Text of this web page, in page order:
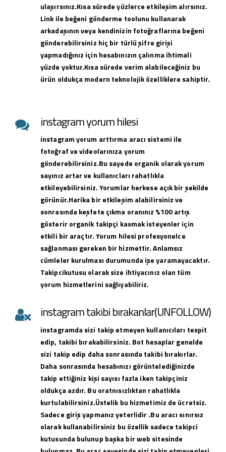
ulaşırsınız.Kısa sürede yüzlerce etkileşim alırsınız.
Link ile beğeni gönderme toolunu kullanarak
arkadaşının veya kendinizin fotoğraflarına beğeni
gönderebilirsiniz hiç bir türlü şifre girişi
yapmadığınız için hesabınızın çalınma ihtimali
yüzde yoktur.Kısa sürede verim alabileceğiniz bu
ürün oldukça modern teknolojik özelliklere sahiptir.
instagram yorum hilesi
instagram yorum arttırma aracı sistemi ile
fotoğraf ve videolarınıza yorum
gönderebilirsiniz.Bu sayede organik olarak yorum
sayınız artar ve kullanıcları rahatlıkla
etkileyebilirsiniz. Yorumlar herkese açık bir şekilde
görünür.Harika bir etkileşim alabilirsiniz ve
sonrasında keşfete çıkma oranınız %100 artış
gösterir organik takipçi kasmak isteyenler için
etkili bir araçtır. Yorum hilesi profesyonelce
sağlanması gereken bir hizmettir. Anlamsız
cümleler kurulması durumunda işe yaramayacaktır.
Takipcikutusu olarak size ihtiyacınız olan tüm
yorum hizmetlerini sağlıyabiliriz.
instagram takibi bırakanlar(UNFOLLOW)
instagramda sizi takip etmeyen kullanıcıları tespit
edip, takibi bırakabilirsiniz. Bot hesaplar genelde
sizi takip edip daha sonrasında takibi bırakırlar.
Daha sonrasında hesabınızı görüntelediğinizde
takip ettiğiniz kişi sayısı fazla iken takipçiniz
oldukça azdır. Bu oratnısızlıktan rahatlıkla
kurtulabilirsiniz.Üstelik bu hizmetimiz de ücretsiz.
Sadece giriş yapmanız yeterlidir .Bu aracı sınırsız
olarak kullanabilirsiniz bu özellik sadece takipci
kutusunda bulunup başka bir web sitesinde